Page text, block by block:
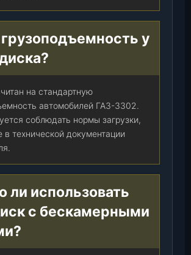
у
на стандартную
автомобилей ГАЗ-3302.
соблюдать нормы загрузки,
в технической документации
ли использовать
с бескамерными